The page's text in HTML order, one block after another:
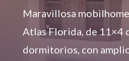
Maravillosa
Atlas Florida, de 11×4
dormitorios, con